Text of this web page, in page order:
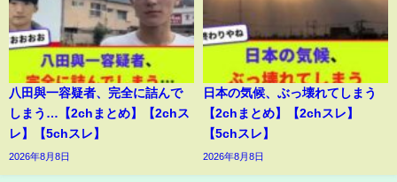
八田與一容疑者、完全に詰んで
しまう…【2chまとめ】【2chス
レ】【5chスレ】
2026年8月8日
日本の気候、ぶっ壊れてしまう
【2chまとめ】【2chスレ】
【5chスレ】
2026年8月8日